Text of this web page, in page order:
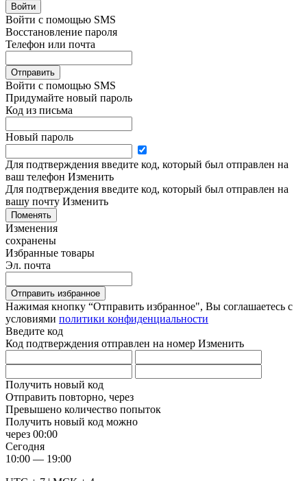
Войти
Войти с помощью SMS
Восстановление пароля
Телефон или почта
Отправить
Войти с помощью SMS
Придумайте новый пароль
Код из письма
Новый пароль
Для подтверждения введите код, который был отправлен на
ваш телефон Изменить
Для подтверждения введите код, который был отправлен на
вашу почту Изменить
Поменять
Изменения
сохранены
Избранные товары
Эл. почта
Отправить избранное
Нажимая кнопку “Отправить избранное", Вы соглашаетесь c
условиями политики конфиденциальности
Введите код
Код подтверждения отправлен на номер Изменить
Получить новый код
Отправить повторно, через
Превышено количество попыток
Получить новый код можно
через 00:00
Сегодня
10:00 — 19:00